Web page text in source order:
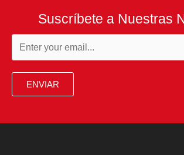
Suscríbete a Nuestras
ENVIAR